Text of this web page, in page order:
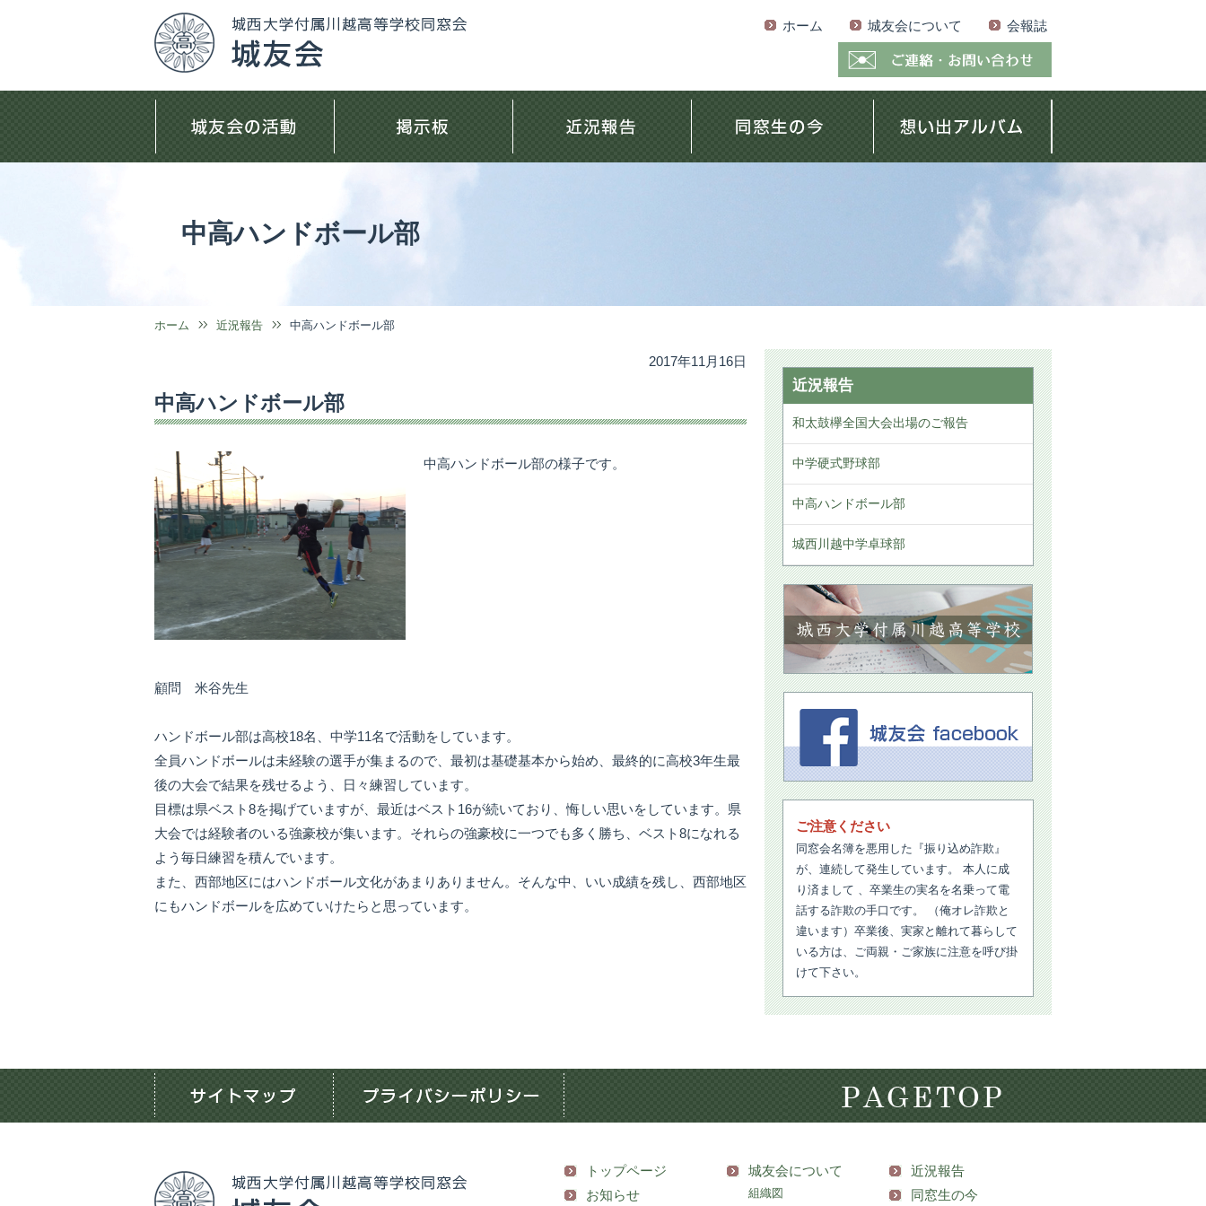
ホーム 城友会について 会報誌
中高ハンドボール部
ホーム 近況報告 中高ハンドボール部
2017年11月16日
中高ハンドボール部
中高ハンドボール部の様子です。
顧問 米谷先生
ハンドボール部は高校18名、中学11名で活動をしています。
全員ハンドボールは未経験の選手が集まるので、最初は基礎基本から始め、最終的に高校3年生最
後の大会で結果を残せるよう、日々練習しています。
目標は県ベスト8を掲げていますが、最近はベスト16が続いており、悔しい思いをしています。県
大会では経験者のいる強豪校が集います。それらの強豪校に一つでも多く勝ち、ベスト8になれる
よう毎日練習を積んでいます。
また、西部地区にはハンドボール文化があまりありません。そんな中、いい成績を残し、西部地区
にもハンドボールを広めていけたらと思っています。
近況報告
和太鼓欅全国大会出場のご報告
中学硬式野球部
中高ハンドボール部
城西川越中学卓球部
ご注意ください
同窓会名簿を悪用した『振り込め詐欺』
が、連続して発生しています。 本人に成
り済まして 、卒業生の実名を名乗って電
話する詐欺の手口です。 （俺オレ詐欺と
違います）卒業後、実家と離れて暮らして
いる方は、ご両親・ご家族に注意を呼び掛
けて下さい。
トップページ
お知らせ
城友会について
組織図
近況報告
同窓生の今